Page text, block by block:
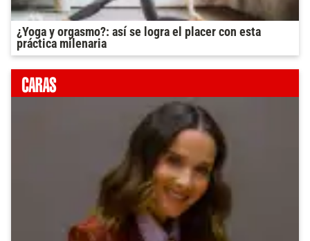
¿Yoga y orgasmo?: así se logra el placer con esta
práctica milenaria